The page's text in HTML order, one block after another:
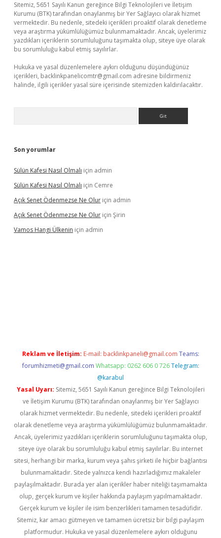
Sitemiz, 5651 Sayılı Kanun gereğince Bilgi Teknolojileri ve İletişim
Kurumu (BTK) tarafından onaylanmış bir Yer Sağlayıcı olarak hizmet
vermektedir. Bu nedenle, sitedeki içerikleri proaktif olarak denetleme
veya araştırma yükümlülüğümüz bulunmamaktadır. Ancak, üyelerimiz
yazdıkları içeriklerin sorumluluğunu taşımakta olup, siteye üye olarak
bu sorumluluğu kabul etmiş sayılırlar.
Hukuka ve yasal düzenlemelere aykırı olduğunu düşündüğünüz
içerikleri, backlinkpanelicomtr@gmail.com adresine bildirmeniz
halinde, ilgili içerikler yasal süre içerisinde sitemizden kaldırılacaktır.
Son yorumlar
Sülün Kafesi Nasıl Olmalı için admin
Sülün Kafesi Nasıl Olmalı için Cemre
Açık Senet Ödenmezse Ne Olur için admin
Açık Senet Ödenmezse Ne Olur için Şirin
Vamos Hangi Ülkenin için admin
Reklam ve İletişim: E-mail: backlinkpaneli@gmail.com Teams:
forumhizmeti@gmail.com Whatsapp: 0262 606 0 726 Telegram:
@karabul
Yasal Uyarı: Sitemiz, 5651 Sayılı Kanun gereğince Bilgi Teknolojileri
ve İletişim Kurumu (BTK) tarafından onaylanmış bir Yer Sağlayıcı
olarak hizmet vermektedir. Bu nedenle, sitedeki içerikleri proaktif
olarak denetleme veya araştırma yükümlülüğümüz bulunmamaktadır.
Ancak, üyelerimiz yazdıkları içeriklerin sorumluluğunu taşımakta olup,
siteye üye olarak bu sorumluluğu kabul etmiş sayılırlar. Bu internet
sitesi, herhangi bir marka, kurum veya şahıs şirketi ile hiçbir bağlantısı
bulunmamaktadır. Sitede yalnızca kendi hazırladığımız makaleler
paylaşılmaktadır. Burada yer alan içerikler haber niteliği taşımamakta
olup, gerçek kurum ve kişiler hakkında paylaşım yapılmamaktadır.
Gerçek kurum ve kişiler ile isim benzerlikleri tamamen tesadüfidir.
Sitemiz, kar amacı gütmeyen ve tamamen ücretsiz bir bilgi paylaşım
platformudur. Hukuka ve yasal düzenlemelere aykırı olduğunu